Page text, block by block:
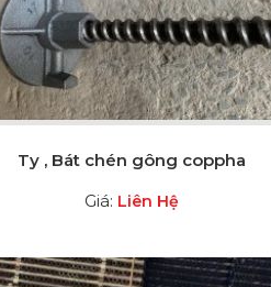
Ty , Bát chén gông coppha
Giá: Liên Hệ